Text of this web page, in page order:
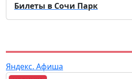
Билеты в Сочи Парк
Яндекс. Афиша